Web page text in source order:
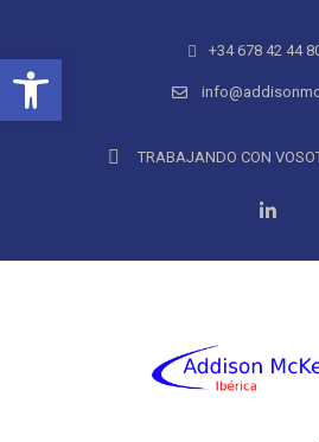
Abrir barra de herramientas+34 678 42 44
TRABAJANDO CON